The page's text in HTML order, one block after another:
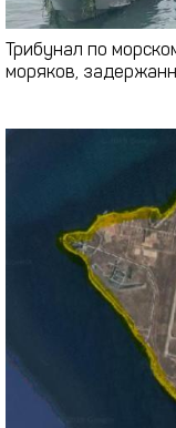
Трибунал по
моряков,